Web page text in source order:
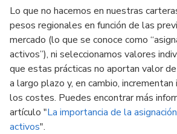
Lo que no hacemos en nuestras
pesos regionales en función de las
mercado (lo que se conoce como
activos”), ni seleccionamos valores
que estas prácticas no aportan valor
a largo plazo y, en cambio,
los costes. Puedes encontrar más
artículo "La importancia de la
activos".